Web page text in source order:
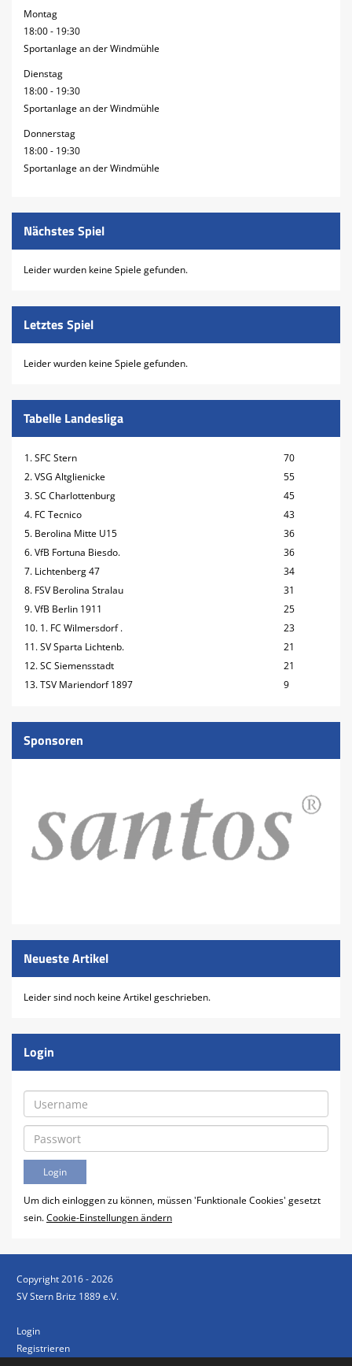
Montag
18:00 - 19:30
Sportanlage an der Windmühle
Dienstag
18:00 - 19:30
Sportanlage an der Windmühle
Donnerstag
18:00 - 19:30
Sportanlage an der Windmühle
Nächstes Spiel
Leider wurden keine Spiele gefunden.
Letztes Spiel
Leider wurden keine Spiele gefunden.
Tabelle Landesliga
1. SFC Stern
70
2. VSG Altglienicke
55
3. SC Charlottenburg
45
4. FC Tecnico
43
5. Berolina Mitte U15
36
6. VfB Fortuna Biesdo.
36
7. Lichtenberg 47
34
8. FSV Berolina Stralau
31
9. VfB Berlin 1911
25
10. 1. FC Wilmersdorf .
23
11. SV Sparta Lichtenb.
21
12. SC Siemensstadt
21
13. TSV Mariendorf 1897
9
Sponsoren
Neueste Artikel
Leider sind noch keine Artikel geschrieben.
Login
Um dich einloggen zu können, müssen 'Funktionale Cookies' gesetzt
sein.Cookie-Einstellungen ändern
Copyright 2016 - 2026
SV Stern Britz 1889 e.V.
Login
Registrieren